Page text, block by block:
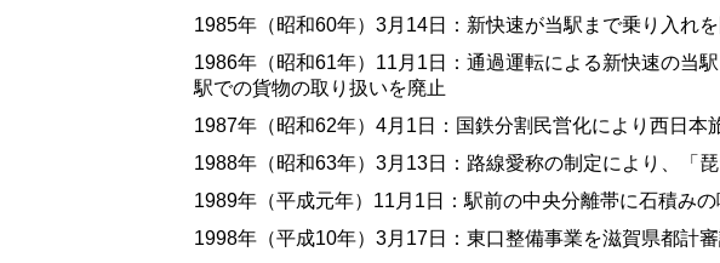
1985年（昭和60年）3月14日：新快速が当駅まで乗り入れ
1986年（昭和61年）11月1日：通過運転による新快速の当
駅での貨物の取り扱いを廃止
1987年（昭和62年）4月1日：国鉄分割民営化により西日本
1988年（昭和63年）3月13日：路線愛称の制定により、「
1989年（平成元年）11月1日：駅前の中央分離帯に石積み
1998年（平成10年）3月17日：東口整備事業を滋賀県都計